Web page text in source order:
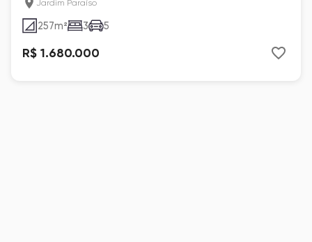
Jardim Paraíso
257m² 3 5
R$ 1.680.000